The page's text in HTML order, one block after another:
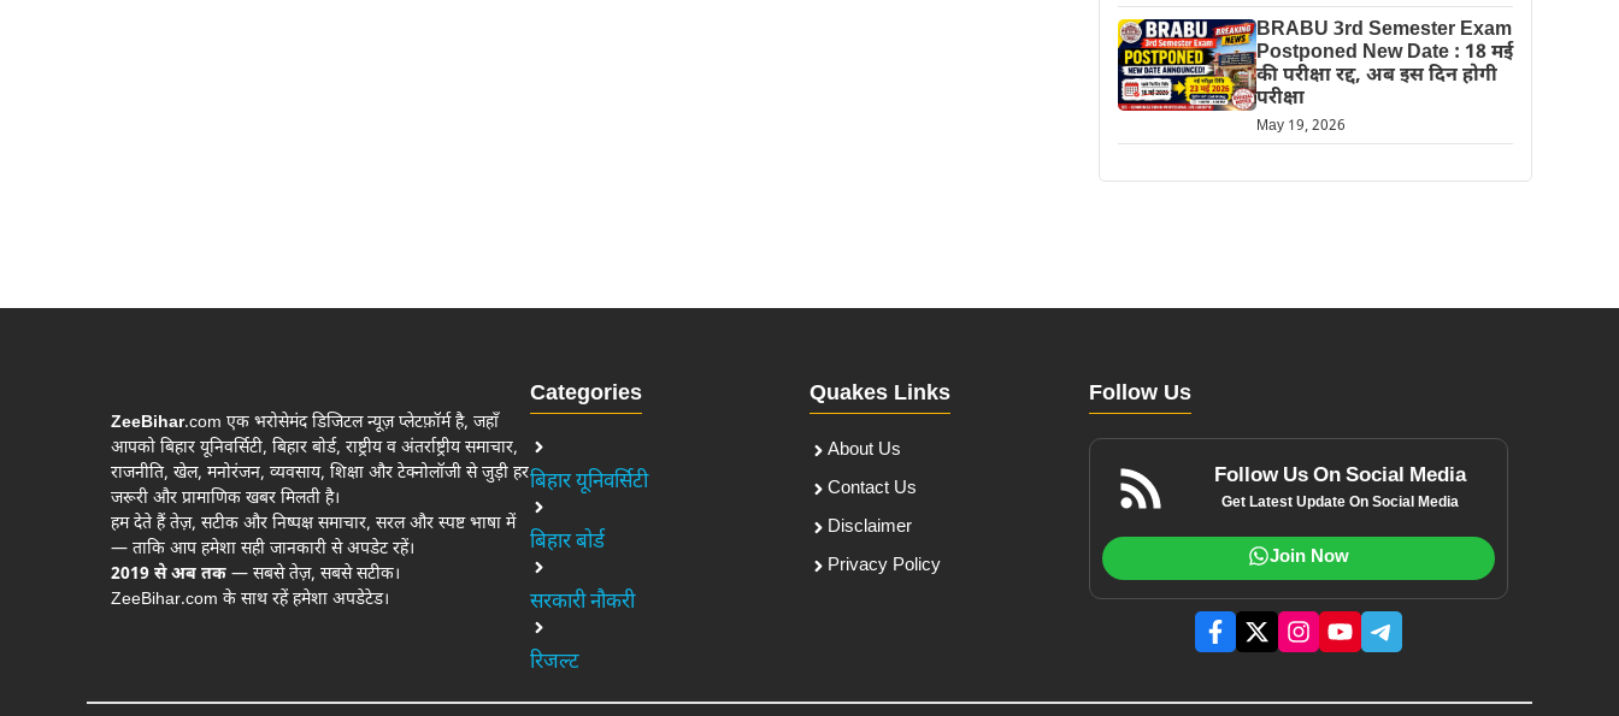
BRABU 3rd Semester Exam
Postponed New Date : 18 मई
की परीक्षा रद्द, अब इस दिन होगी
परीक्षा
May 19, 2026
ZeeBihar.com एक भरोसेमंद डिजिटल न्यूज़ प्लेटफ़ॉर्म है, जहाँ
आपको बिहार यूनिवर्सिटी, बिहार बोर्ड, राष्ट्रीय व अंतर्राष्ट्रीय समाचार,
राजनीति, खेल, मनोरंजन, व्यवसाय, शिक्षा और टेक्नोलॉजी से जुड़ी हर
जरूरी और प्रामाणिक खबर मिलती है।
हम देते हैं तेज़, सटीक और निष्पक्ष समाचार, सरल और स्पष्ट भाषा में
— ताकि आप हमेशा सही जानकारी से अपडेट रहें।
2019 से अब तक — सबसे तेज़, सबसे सटीक।
ZeeBihar.com के साथ रहें हमेशा अपडेटेड।
Categories
बिहार यूनिवर्सिटी
बिहार बोर्ड
सरकारी नौकरी
रिजल्ट
Quakes Links
About Us
Contact Us
Disclaimer
Privacy Policy
Follow Us
Follow Us On Social Media
Get Latest Update On Social Media
Join Now